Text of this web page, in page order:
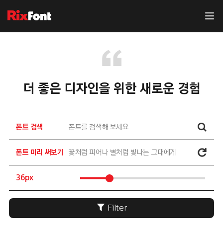
더 좋은 디자인을 위한 새로운 경험
폰트 검색
폰트 미리 써보기
36px
Filter